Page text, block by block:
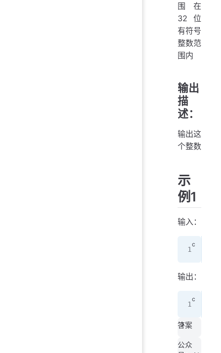
围在
32位
有符号
整数范
围内
输出
描
述：
输出这
个整数
示
例1
输入：
输出：
答案
公众